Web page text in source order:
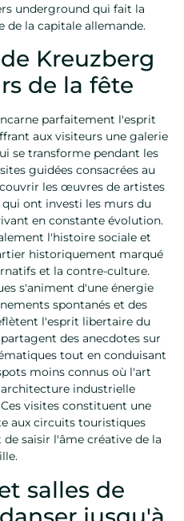
underground qui fait la
la capitale allemande.
Kreuzberg
de la fête
parfaitement l'esprit
aux visiteurs une galerie
se transforme pendant les
guidées consacrées au
les œuvres de artistes
ont investi les murs du
en constante évolution.
l'histoire sociale et
historiquement marqué
et la contre-culture.
s'animent d'une énergie
spontanés et des
l'esprit libertaire du
des anecdotes sur
tout en conduisant
moins connus où l'art
industrielle
visites constituent une
aux circuits touristiques
saisir l'âme créative de la
salles de